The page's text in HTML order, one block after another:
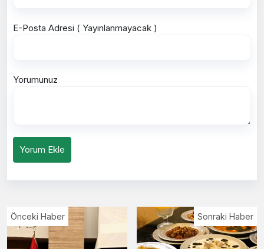
E-Posta Adresi ( Yayınlanmayacak )
Yorumunuz
Yorum Ekle
Önceki Haber Sonraki Haber